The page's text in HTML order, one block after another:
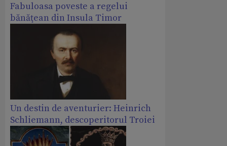
Fabuloasa poveste a regelui
bănăţean din Insula Timor
Un destin de aventurier: Heinrich
Schliemann, descoperitorul Troiei